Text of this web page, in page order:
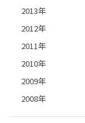
2013年
2012年
2011年
2010年
2009年
2008年